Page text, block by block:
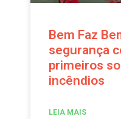
Bem Faz
segurança
primeiros
incêndios
LEIA MAIS